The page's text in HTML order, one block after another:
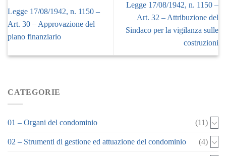
CATEGORIE
01 – Organi del condominio (11)
02 – Strumenti di gestione ed attuazione del condominio (4)
Legge 17/08/1942, n. 1150 –
Art. 30 – Approvazione del
piano finanziario
Legge 17/08/1942, n. 1150 –
Art. 32 – Attribuzione del
Sindaco per la vigilanza sulle
costruzioni